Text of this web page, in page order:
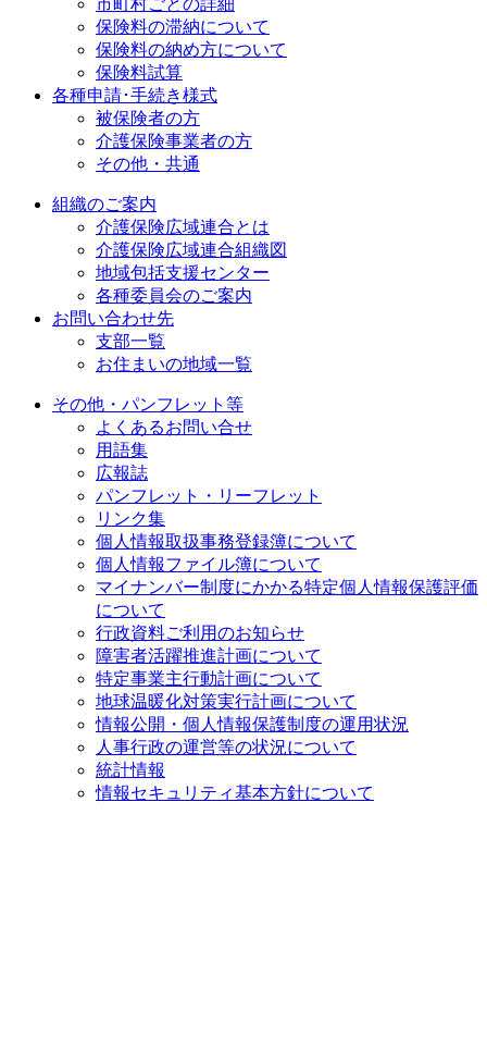
市町村ごとの詳細
保険料の滞納について
保険料の納め方について
保険料試算
各種申請･手続き様式
被保険者の方
介護保険事業者の方
その他・共通
組織のご案内
介護保険広域連合とは
介護保険広域連合組織図
地域包括支援センター
各種委員会のご案内
お問い合わせ先
支部一覧
お住まいの地域一覧
その他・パンフレット等
よくあるお問い合せ
用語集
広報誌
パンフレット・リーフレット
リンク集
個人情報取扱事務登録簿について
個人情報ファイル簿について
マイナンバー制度にかかる特定個人情報保護評価
について
行政資料ご利用のお知らせ
障害者活躍推進計画について
特定事業主行動計画について
地球温暖化対策実行計画について
情報公開・個人情報保護制度の運用状況
人事行政の運営等の状況について
統計情報
情報セキュリティ基本方針について